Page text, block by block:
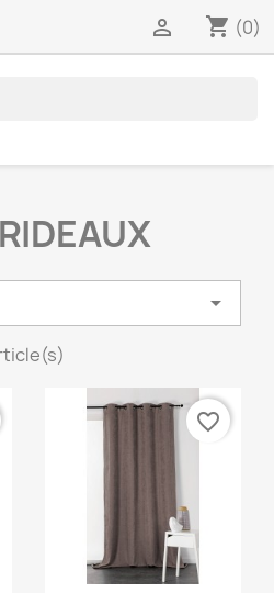
shopping_cart (0)


favorite_border